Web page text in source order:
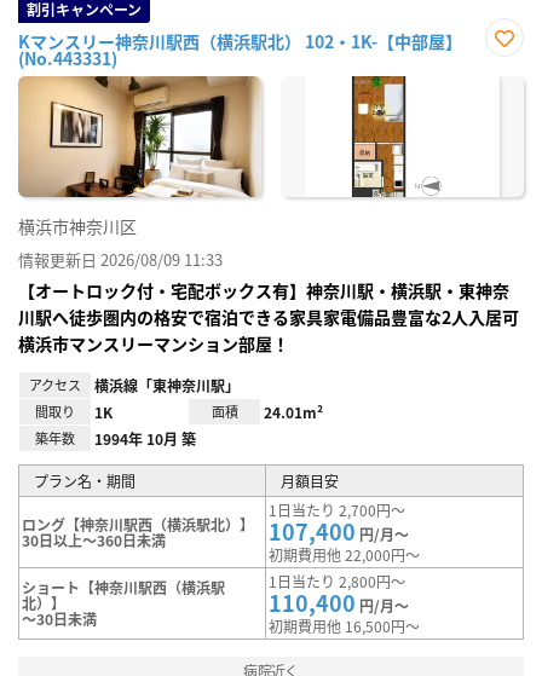
割引キャンペーン
Kマンスリー神奈川駅西（横浜駅北） 102・1K-【中部屋】
(No.443331)
に入
横浜市神奈川区
情報更新日 2026/08/09 11:33
【オートロック付・宅配ボックス有】神奈川駅・横浜駅・東神奈
川駅へ徒歩圏内の格安で宿泊できる家具家電備品豊富な2人入居可
横浜市マンスリーマンション部屋！
アクセス 横浜線「東神奈川駅」
間取り 1K 面積 24.01m²
築年数 1994年 10月 築
プラン名・期間 月額目安
ロング【神奈川駅西（横浜駅北）】
30日以上～360日未満
1日当たり 2,700円～
107,400 円/月～
初期費用他 22,000円～
ショート【神奈川駅西（横浜駅
北）】
～30日未満
1日当たり 2,800円～
110,400 円/月～
初期費用他 16,500円～
病院近く